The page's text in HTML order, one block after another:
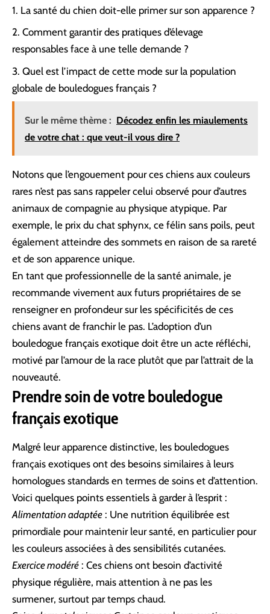
La santé du chien doit-elle primer sur son apparence ?
Comment garantir des pratiques d’élevage
responsables face à une telle demande ?
Quel est l’impact de cette mode sur la population
globale de bouledogues français ?
Sur le même thème : Décodez enfin les miaulements
de votre chat : que veut-il vous dire ?
Notons que l’engouement pour ces chiens aux couleurs
rares n’est pas sans rappeler celui observé pour d’autres
animaux de compagnie au physique atypique. Par
exemple, le prix du chat sphynx, ce félin sans poils, peut
également atteindre des sommets en raison de sa rareté
et de son apparence unique.
En tant que professionnelle de la santé animale, je
recommande vivement aux futurs propriétaires de se
renseigner en profondeur sur les spécificités de ces
chiens avant de franchir le pas. L’adoption d’un
bouledogue français exotique doit être un acte réfléchi,
motivé par l’amour de la race plutôt que par l’attrait de la
nouveauté.
Prendre soin de votre bouledogue
français exotique
Malgré leur apparence distinctive, les bouledogues
français exotiques ont des besoins similaires à leurs
homologues standards en termes de soins et d’attention.
Voici quelques points essentiels à garder à l’esprit :
Alimentation adaptée : Une nutrition équilibrée est
primordiale pour maintenir leur santé, en particulier pour
les couleurs associées à des sensibilités cutanées.
Exercice modéré : Ces chiens ont besoin d’activité
physique régulière, mais attention à ne pas les
surmener, surtout par temps chaud.